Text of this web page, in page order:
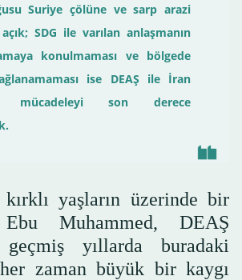
Suriye çölüne ve sarp arazi
SDG ile varılan anlaşmanın
konulmaması ve bölgede
ise DEAŞ ile İran
mücadeleyi son derece
yaşların üzerinde bir
Muhammed, DEAŞ
yıllarda buradaki
zaman büyük bir kaygı